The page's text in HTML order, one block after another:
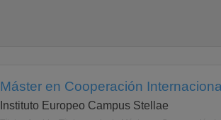
Máster en Cooperación
Instituto Europeo Campus Stellae